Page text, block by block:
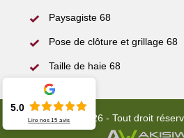
Paysagiste 68
Pose de clôture et grillage 68
Taille de haie 68
© 2022 - 2026 - Tout droit
5.0
Lire nos15 avis